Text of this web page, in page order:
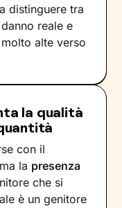
distinguere tra
reale e
alte verso
la qualità
con il
la presenza
che si
è un genitore